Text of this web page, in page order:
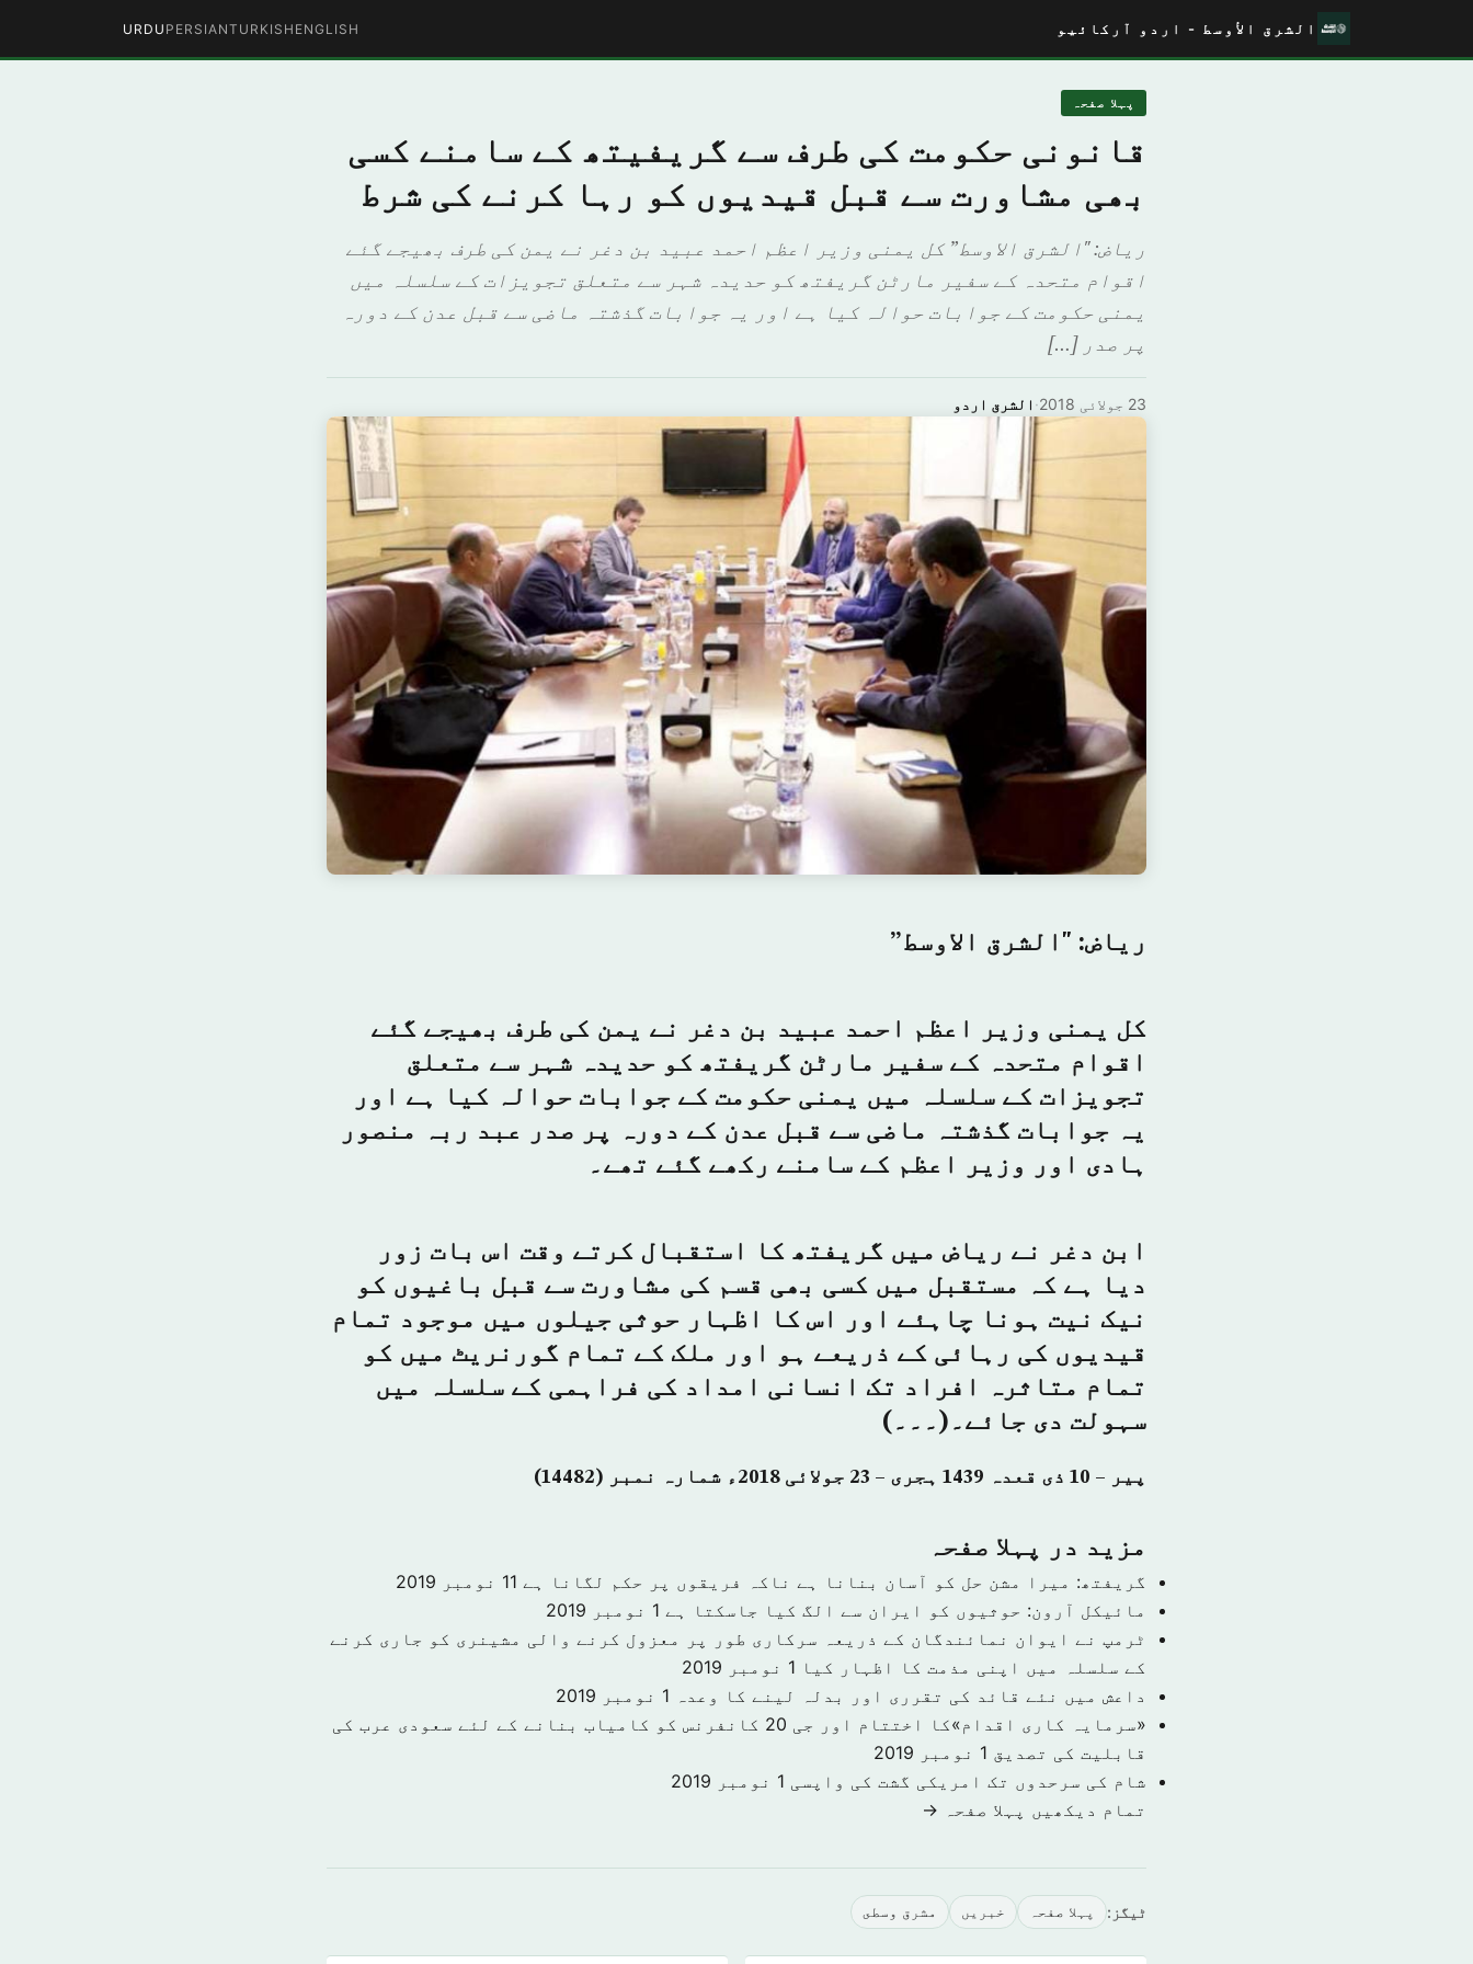
الشرق الأوسط - اردو آرکائیو ENGLISH
TURKISH
PERSIAN
URDU
پہلا صفحہ
قانونی حکومت کی طرف سے گریفیتھ کے سامنے کسی
بھی مشاورت سے قبل قیدیوں کو رہا کرنے کی شرط
ریاض: "الشرق الاوسط” کل یمنی وزیر اعظم احمد عبید بن دغر نے یمن کی طرف بھیجے گئے
اقوام متحدہ کے سفیر مارٹن گریفتھ کو حدیدہ شہر سے متعلق تجویزات کے سلسلہ میں
یمنی حکومت کے جوابات حوالہ کیا ہے اور یہ جوابات گذشتہ ماضی سے قبل عدن کے دورہ
پر صدر […]
الشرق اردو · 23 جولائی 2018
ریاض: "الشرق الاوسط”
کل یمنی وزیر اعظم احمد عبید بن دغر نے یمن کی طرف بھیجے گئے
اقوام متحدہ کے سفیر مارٹن گریفتھ کو حدیدہ شہر سے متعلق
تجویزات کے سلسلہ میں یمنی حکومت کے جوابات حوالہ کیا ہے اور
یہ جوابات گذشتہ ماضی سے قبل عدن کے دورہ پر صدر عبد ربہ منصور
ہادی اور وزیر اعظم کے سامنے رکھے گئے تھے۔
ابن دغر نے ریاض میں گریفتھ کا استقبال کرتے وقت اس بات زور
دیا ہے کہ مستقبل میں کسی بھی قسم کی مشاورت سے قبل باغیوں کو
نیک نیت ہونا چاہئے اور اس کا اظہار حوثی جیلوں میں موجود تمام
قیدیوں کی رہائی کے ذریعے ہو اور ملک کے تمام گورنریٹ میں کو
تمام متاثرہ افراد تک انسانی امداد کی فراہمی کے سلسلہ میں
سہولت دی جائے۔(۔۔۔)
پیر – 10 ذی قعدہ 1439 ہجری – 23 جولائی 2018ء شمارہ نمبر (14482)
مزید در پہلا صفحہ
گریفتھ: میرا مشن حل کو آسان بنانا ہے ناکہ فریقوں پر حکم لگانا ہے 11 نومبر 2019
مائیکل آرون: حوثیوں کو ایران سے الگ کیا جاسکتا ہے 1 نومبر 2019
ٹرمپ نے ایوان نمائندگان کے ذریعہ سرکاری طور پر معزول کرنے والی مشینری کو جاری کرنے
کے سلسلہ میں اپنی مذمت کا اظہار کیا 1 نومبر 2019
داعش میں نئے قائد کی تقرری اور بدلہ لینے کا وعدہ
1 نومبر 2019
«سرمایہ کاری اقدام»کا اختتام اور جی 20 کانفرنس کو کامیاب بنانے کے لئے سعودی عرب کی
قابلیت کی تصدیق 1 نومبر 2019
شام کی سرحدوں تک امریکی گشت کی واپسی 1 نومبر 2019
تمام دیکھیں پہلا صفحہ →
ٹیگز: پہلا صفحہ خبريں مشرق وسطى